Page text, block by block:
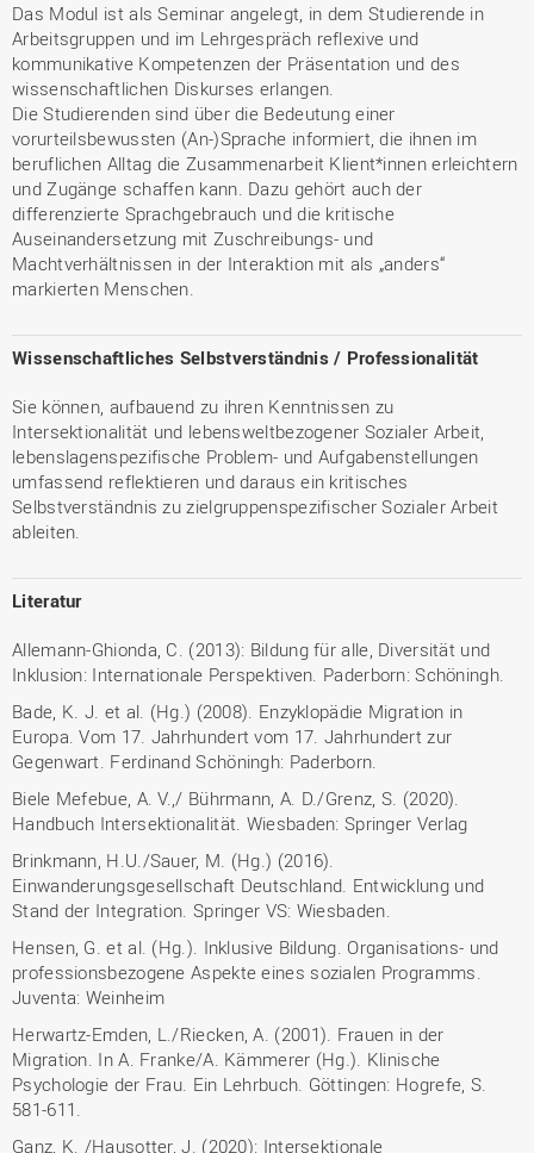
Das Modul ist als Seminar angelegt, in dem Studierende in
Arbeitsgruppen und im Lehrgespräch reflexive und
kommunikative Kompetenzen der Präsentation und des
wissenschaftlichen Diskurses erlangen.
Die Studierenden sind über die Bedeutung einer
vorurteilsbewussten (An-)Sprache informiert, die ihnen im
beruflichen Alltag die Zusammenarbeit Klient*innen erleichtern
und Zugänge schaffen kann. Dazu gehört auch der
differenzierte Sprachgebrauch und die kritische
Auseinandersetzung mit Zuschreibungs- und
Machtverhältnissen in der Interaktion mit als „anders“
markierten Menschen.
Wissenschaftliches Selbstverständnis / Professionalität
Sie können, aufbauend zu ihren Kenntnissen zu
Intersektionalität und lebensweltbezogener Sozialer Arbeit,
lebenslagenspezifische Problem- und Aufgabenstellungen
umfassend reflektieren und daraus ein kritisches
Selbstverständnis zu zielgruppenspezifischer Sozialer Arbeit
ableiten.
Literatur
Allemann-Ghionda, C. (2013): Bildung für alle, Diversität und
Inklusion: Internationale Perspektiven. Paderborn: Schöningh.
Bade, K. J. et al. (Hg.) (2008). Enzyklopädie Migration in
Europa. Vom 17. Jahrhundert vom 17. Jahrhundert zur
Gegenwart. Ferdinand Schöningh: Paderborn.
Biele Mefebue, A. V.,/ Bührmann, A. D./Grenz, S. (2020).
Handbuch Intersektionalität. Wiesbaden: Springer Verlag
Brinkmann, H.U./Sauer, M. (Hg.) (2016).
Einwanderungsgesellschaft Deutschland. Entwicklung und
Stand der Integration. Springer VS: Wiesbaden.
Hensen, G. et al. (Hg.). Inklusive Bildung. Organisations- und
professionsbezogene Aspekte eines sozialen Programms.
Juventa: Weinheim
Herwartz-Emden, L./Riecken, A. (2001). Frauen in der
Migration. In A. Franke/A. Kämmerer (Hg.). Klinische
Psychologie der Frau. Ein Lehrbuch. Göttingen: Hogrefe, S.
581-611.
Ganz, K. /Hausotter, J. (2020): Intersektionale